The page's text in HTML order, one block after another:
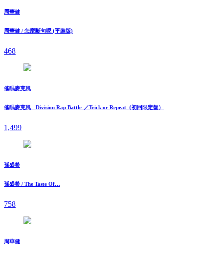
周華健
周華健 / 怎麼斷句呢 (平裝版)
468
催眠麥克風
催眠麥克風 - Division Rap Battle-／Trick or Repeat（初回限定盤）
1,499
孫盛希
孫盛希 / The Taste Of…
758
周華健